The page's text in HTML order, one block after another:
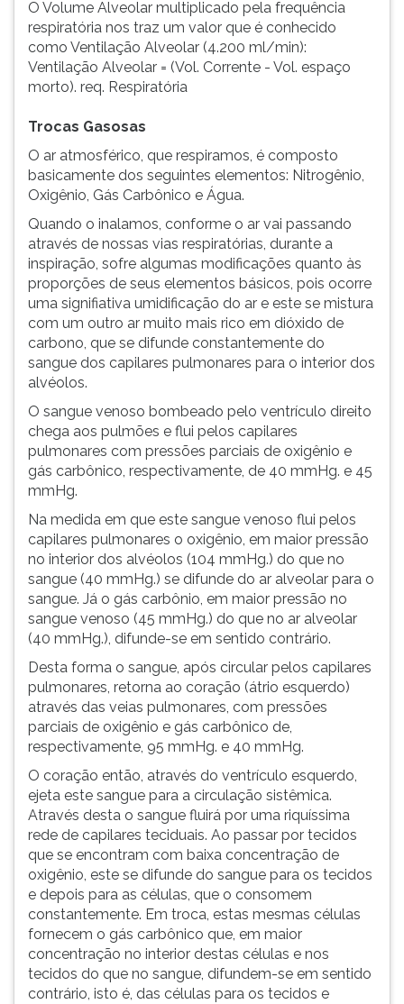
O Volume Alveolar multiplicado pela frequência
respiratória nos traz um valor que é conhecido
como Ventilação Alveolar (4.200 ml/min):
Ventilação Alveolar = (Vol. Corrente - Vol. espaço
morto). req. Respiratória
Trocas Gasosas
O ar atmosférico, que respiramos, é composto
basicamente dos seguintes elementos: Nitrogênio,
Oxigênio, Gás Carbônico e Água.
Quando o inalamos, conforme o ar vai passando
através de nossas vias respiratórias, durante a
inspiração, sofre algumas modificações quanto às
proporções de seus elementos básicos, pois ocorre
uma signifiativa umidificação do ar e este se mistura
com um outro ar muito mais rico em dióxido de
carbono, que se difunde constantemente do
sangue dos capilares pulmonares para o interior dos
alvéolos.
O sangue venoso bombeado pelo ventrículo direito
chega aos pulmões e flui pelos capilares
pulmonares com pressões parciais de oxigênio e
gás carbônico, respectivamente, de 40 mmHg. e 45
mmHg.
Na medida em que este sangue venoso flui pelos
capilares pulmonares o oxigênio, em maior pressão
no interior dos alvéolos (104 mmHg.) do que no
sangue (40 mmHg.) se difunde do ar alveolar para o
sangue. Já o gás carbônio, em maior pressão no
sangue venoso (45 mmHg.) do que no ar alveolar
(40 mmHg.), difunde-se em sentido contrário.
Desta forma o sangue, após circular pelos capilares
pulmonares, retorna ao coração (átrio esquerdo)
através das veias pulmonares, com pressões
parciais de oxigênio e gás carbônico de,
respectivamente, 95 mmHg. e 40 mmHg.
O coração então, através do ventrículo esquerdo,
ejeta este sangue para a circulação sistêmica.
Através desta o sangue fluirá por uma riquíssima
rede de capilares teciduais. Ao passar por tecidos
que se encontram com baixa concentração de
oxigênio, este se difunde do sangue para os tecidos
e depois para as células, que o consomem
constantemente. Em troca, estas mesmas células
fornecem o gás carbônico que, em maior
concentração no interior destas células e nos
tecidos do que no sangue, difundem-se em sentido
contrário, isto é, das células para os tecidos e